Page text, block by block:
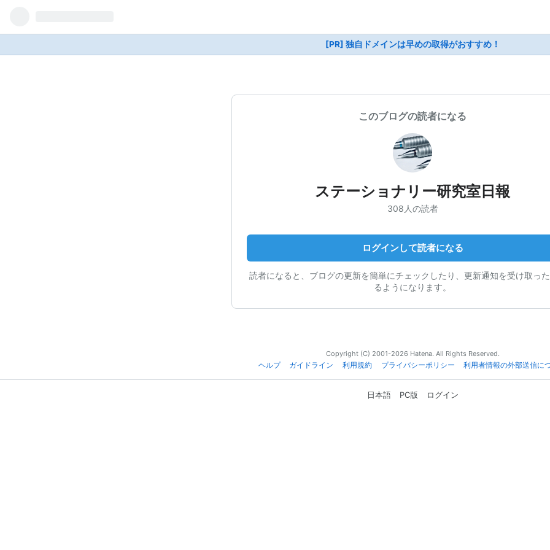
[PR] 独自ドメインは早めの取得がおすすめ！
このブログの読者になる
ステーショナリー研究室日報
308人の読者
ログインして読者になる
読者になると、ブログの更新を簡単にチェックしたり、更新通知を受け取っ
るようになります。
Copyright (C) 2001-2026 Hatena. All Rights Reserved.
ヘルプ
ガイドライン 利用規約 プライバシーポリシー 利用者情報の外部送信に
日本語 PC版 ログイン